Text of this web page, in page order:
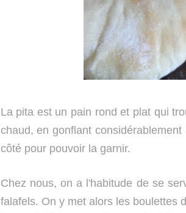
La pita est un pain rond et plat qui
chaud, en gonflant
côté pour pouvoir la garnir.
Chez nous, on a l'habitude de se
falafels. On y met alors les boulettes